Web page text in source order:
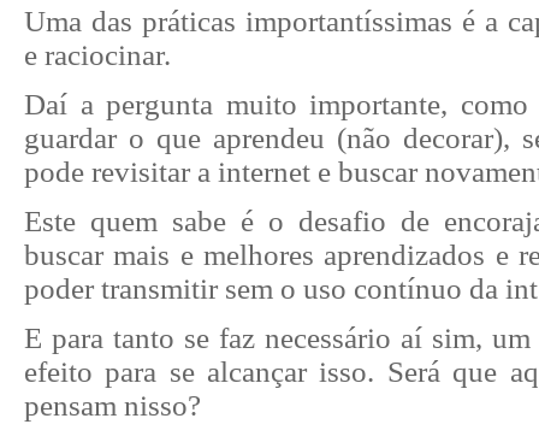
Uma das práticas importantíssimas é a
e raciocinar.
Daí a pergunta muito importante,
guardar o que aprendeu (não decorar),
pode revisitar a internet e buscar
Este quem sabe é o desafio de
buscar mais e melhores aprendizados e
poder transmitir sem o uso contínuo da
E para tanto se faz necessário aí sim,
efeito para se alcançar isso. Será que
pensam nisso?